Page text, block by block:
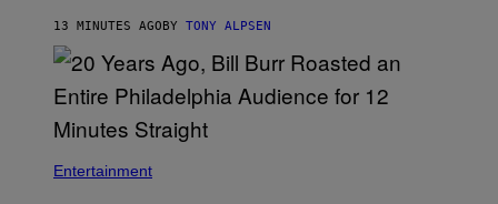
13 MINUTES AGO BY TONY ALPSEN
I
Entertainment